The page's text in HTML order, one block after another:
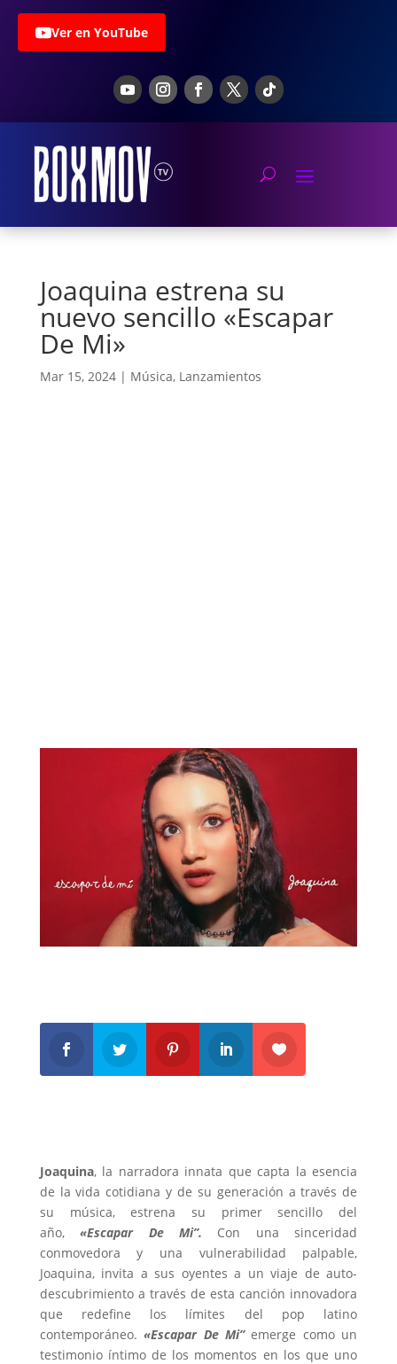
Ver en YouTube
Joaquina estrena su
nuevo sencillo «Escapar
De Mi»
Mar 15, 2024| Música, Lanzamientos
Joaquina, la narradora innata que capta la esencia
de la vida cotidiana y de su generación a través de
su música, estrena su primer sencillo del
año,«Escapar De Mi”. Con una sinceridad
conmovedora y una vulnerabilidad palpable,
Joaquina, invita a sus oyentes a un viaje de auto-
descubrimiento a través de esta canción innovadora
que redefine los límites del pop latino
contemporáneo.«Escapar De Mi”emerge como un
testimonio íntimo de los momentos en los que uno